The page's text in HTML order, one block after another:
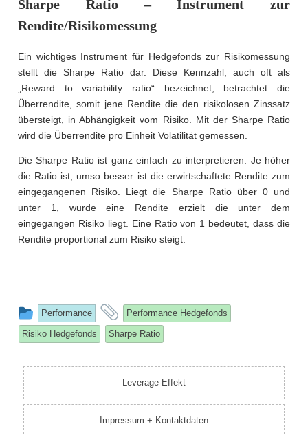
Sharpe Ratio – Instrument zur
Rendite/Risikomessung
Ein wichtiges Instrument für Hedgefonds zur Risikomessung
stellt die Sharpe Ratio dar. Diese Kennzahl, auch oft als
„Reward to variability ratio“ bezeichnet, betrachtet die
Überrendite, somit jene Rendite die den risikolosen Zinssatz
übersteigt, in Abhängigkeit vom Risiko. Mit der Sharpe Ratio
wird die Überrendite pro Einheit Volatilität gemessen.
Die Sharpe Ratio ist ganz einfach zu interpretieren. Je höher
die Ratio ist, umso besser ist die erwirtschaftete Rendite zum
eingegangenen Risiko. Liegt die Sharpe Ratio über 0 und
unter 1, wurde eine Rendite erzielt die unter dem
eingegangen Risiko liegt. Eine Ratio von 1 bedeutet, dass die
Rendite proportional zum Risiko steigt.
This
entry
was
posted
Performance
and
tagged
Performance Hedgefonds
Risiko Hedgefonds
Sharpe Ratio
Leverage-Effekt
Impressum + Kontaktdaten